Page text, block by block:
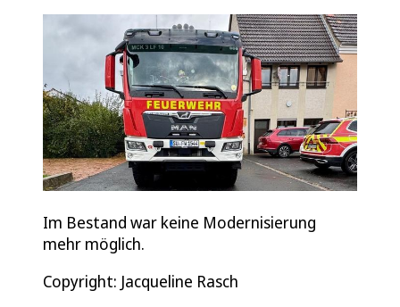
Im Bestand war keine Modernisierung
mehr möglich.
Copyright: Jacqueline Rasch